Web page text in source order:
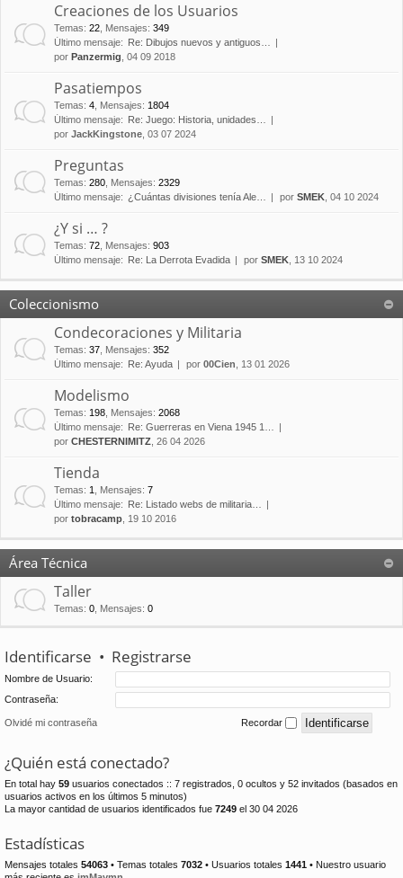
Creaciones de los Usuarios
Temas: 22 Mensajes: 349
Último mensaje:
Re: Dibujos nuevos y antiguos…
por Panzermig , 04 09 2018
Pasatiempos
Temas: 4 Mensajes: 1804
Último mensaje:
Re: Juego: Historia, unidades…
por JackKingstone , 03 07 2024
Preguntas
Temas: 280 Mensajes: 2329
Último mensaje: ¿Cuántas divisiones tenía Ale… por SMEK , 04 10 2024
¿Y si … ?
Temas: 72 Mensajes: 903
Último mensaje:
Re: La Derrota Evadida por SMEK , 13 10 2024
Coleccionismo
Condecoraciones y Militaria
Temas: 37 Mensajes: 352
Último mensaje:
Re: Ayuda por 00Cien , 13 01 2026
Modelismo
Temas: 198 Mensajes: 2068
Último mensaje:
Re: Guerreras en Viena 1945 1…
por CHESTERNIMITZ , 26 04 2026
Tienda
Temas: 1 Mensajes: 7
Último mensaje:
Re: Listado webs de militaria…
por tobracamp , 19 10 2016
Área Técnica
Taller
Temas: 0 Mensajes: 0
Identificarse • Registrarse
Nombre de Usuario:
Contraseña:
Olvidé mi contraseña Recordar
¿Quién está conectado?
En total hay 59 usuarios conectados :: 7 registrados, 0 ocultos y 52 invitados (basados en
usuarios activos en los últimos 5 minutos)
La mayor cantidad de usuarios identificados fue 7249 el 30 04 2026
Estadísticas
Mensajes totales 54063 • Temas totales 7032 • Usuarios totales 1441 • Nuestro usuario